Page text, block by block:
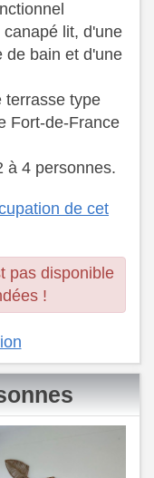
lit, d'une
de bain et d'une
terrasse type
Fort-de-France
à 4 personnes.
de cet
pas disponible
!